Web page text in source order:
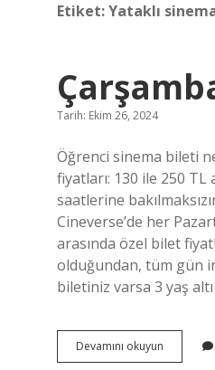
Etiket:Yataklı
Tarih: Ekim 26, 2024
Öğrenci sinema bileti
fiyatları: 130 ile 250
saatlerine
Cineverse’de her
arasında özel bilet
olduğundan, tüm gün
biletiniz varsa 3 yaş
Devamını okuyun Çarşamba
Sinema